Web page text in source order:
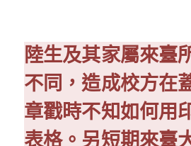
陸生及其家屬來臺
不同，造成校方在
章戳時不知如何用
表格。另短期來臺